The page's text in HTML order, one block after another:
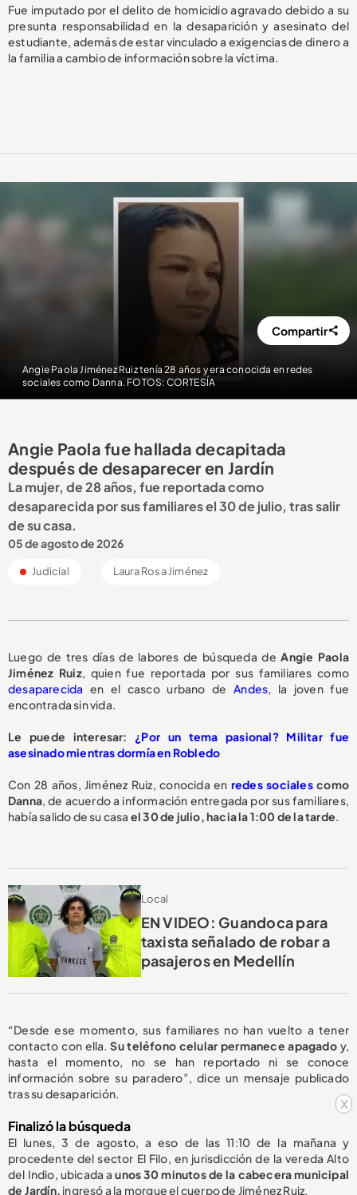
x
Fue imputado por el delito de homicidio agravado debido a su
presunta responsabilidad en la desaparición y asesinato del
estudiante, además de estar vinculado a exigencias de dinero a
la familia a cambio de información sobre la víctima.
Angie Paola Jiménez Ruiz tenía 28 años y era conocida en redes
sociales como Danna. FOTOS: CORTESÍA
Compartir
Angie Paola fue hallada decapitada
después de desaparecer en Jardín
La mujer, de 28 años, fue reportada como
desaparecida por sus familiares el 30 de julio, tras salir
de su casa.
05 de agosto de 2026
Judicial Laura Rosa Jiménez
Luego de tres días de labores de búsqueda deAngie Paola
Jiménez Ruiz, quien fue reportada por sus familiares como
desaparecida en el casco urbano deAndes, la joven fue
encontrada sin vida.
Le puede interesar: ¿Por un tema pasional? Militar fue
asesinado mientras dormía en Robledo
Con 28 años, Jiménez Ruiz, conocida en redes socialescomo
Danna, de acuerdo a información entregada por sus familiares,
había salido de su casa el 30 de julio, hacia la 1:00 de la tarde.
Local
EN VIDEO: Guandoca para
taxista señalado de robar a
pasajeros en Medellín
“Desde ese momento, sus familiares no han vuelto a tener
contacto con ella. Su teléfono celular permanece apagadoy,
hasta el momento, no se han reportado ni se conoce
información sobre su paradero”, dice un mensaje publicado
tras su desaparición.
Finalizó la búsqueda
El lunes, 3 de agosto, a eso de las 11:10 de la mañana y
procedente del sector El Filo, en jurisdicción de la vereda Alto
del Indio, ubicada aunos 30 minutos de la cabecera municipal
de Jardín, ingresó a la morgue el cuerpo de Jiménez Ruiz.